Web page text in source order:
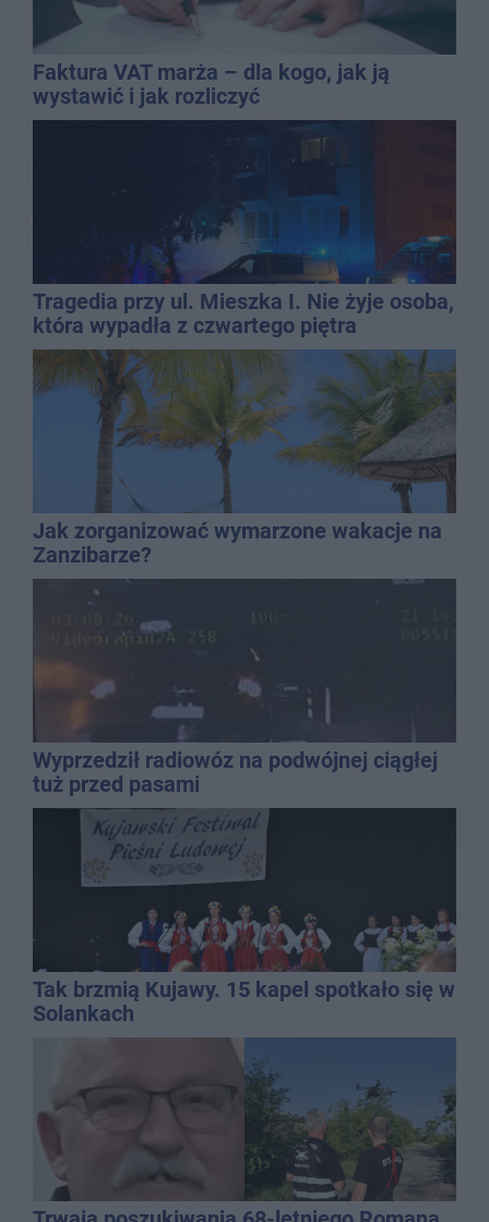
Faktura VAT marża – dla kogo, jak ją
wystawić i jak rozliczyć
Tragedia przy ul. Mieszka I. Nie żyje osoba,
która wypadła z czwartego piętra
Jak zorganizować wymarzone wakacje na
Zanzibarze?
Wyprzedził radiowóz na podwójnej ciągłej
tuż przed pasami
Tak brzmią Kujawy. 15 kapel spotkało się w
Solankach